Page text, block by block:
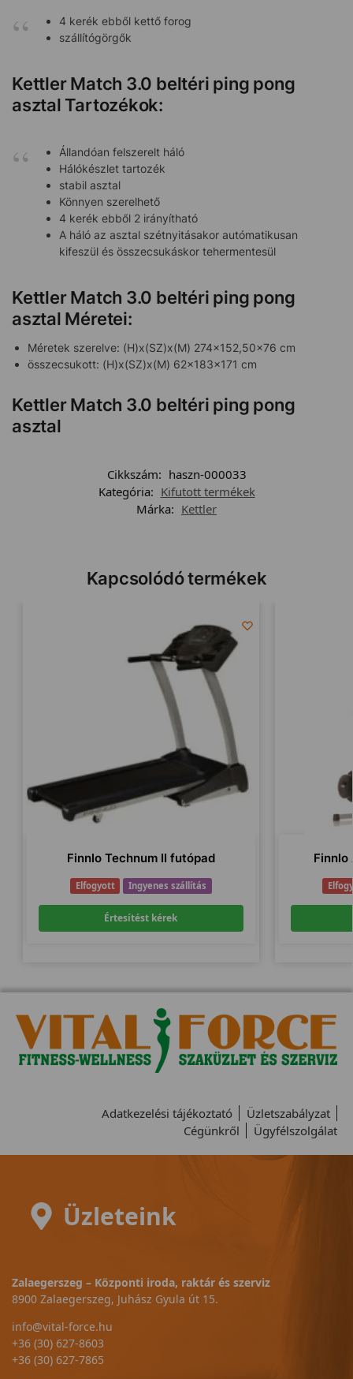
4 kerék ebből kettő forog
szállítógörgők
Kettler Match 3.0 beltéri ping pong
asztal Tartozékok:
Állandóan felszerelt háló
Hálókészlet tartozék
stabil asztal
Könnyen szerelhető
4 kerék ebből 2 irányítható
A háló az asztal szétnyitásakor autómatikusan
kifeszül és összecsukáskor tehermentesül
Kettler Match 3.0 beltéri ping pong
asztal Méretei:
Méretek szerelve: (H)x(SZ)x(M) 274×152,50×76 cm
összecsukott: (H)x(SZ)x(M) 62x183x171 cm
Kettler Match 3.0 beltéri ping pong
asztal
Cikkszám: haszn-000033
Kategória: Kifutott termékek
Márka: Kettler
Kapcsolódó termékek
Finnlo Technum II futópad
Elfogyott Ingyenes szállítás
Értesítést kérek
Finnlo
Adatkezelési tájékoztató
Üzletszabályzat
Cégünkről
Ügyfélszolgálat
Üzleteink
Zalaegerszeg – Központi iroda, raktár és szerviz
8900 Zalaegerszeg, Juhász Gyula út 15.
info@vital-force.hu
+36 (30) 627-8603
+36 (30) 627-7865